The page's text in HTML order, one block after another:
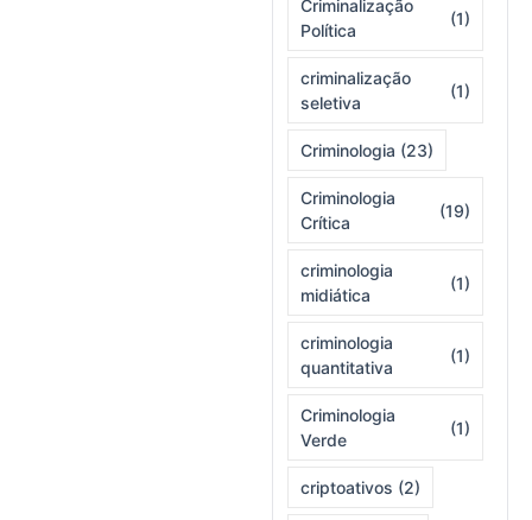
Criminalização
Política
(1)
criminalização
seletiva
(1)
Criminologia (23)
Criminologia
Crítica
(19)
criminologia
midiática
(1)
criminologia
quantitativa
(1)
Criminologia
Verde
(1)
criptoativos (2)